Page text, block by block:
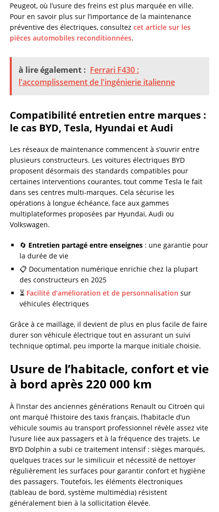
Peugeot, où l’usure des freins est plus marquée en ville.
Pour en savoir plus sur l’importance de la maintenance
préventive des électriques, consultez cet article sur les
pièces automobiles reconditionnées.
à lire également : Ferrari F430 :
l'accomplissement de l'ingénierie italienne
Compatibilité entretien entre marques :
le cas BYD, Tesla, Hyundai et Audi
Les réseaux de maintenance commencent à s’ouvrir entre
plusieurs constructeurs. Les voitures électriques BYD
proposent désormais des standards compatibles pour
certaines interventions courantes, tout comme Tesla le fait
dans ses centres multi-marques. Cela sécurise les
opérations à longue échéance, face aux gammes
multiplateformes proposées par Hyundai, Audi ou
Volkswagen.
🔄 Entretien partagé entre enseignes : une garantie pour
la durée de vie
📋 Documentation numérique enrichie chez la plupart
des constructeurs en 2025
⏳ Facilité d’amélioration et de personnalisation sur
véhicules électriques
Grâce à ce maillage, il devient de plus en plus facile de faire
durer son véhicule électrique tout en assurant un suivi
technique optimal, peu importe la marque initiale choisie.
Usure de l’habitacle, confort et vie
à bord après 220 000 km
À l’instar des anciennes générations Renault ou Citroën qui
ont marqué l’histoire des taxis français, l’habitacle d’un
véhicule soumis au transport professionnel révèle assez vite
l’usure liée aux passagers et à la fréquence des trajets. Le
BYD Dolphin a subi ce traitement intensif : sièges marqués,
quelques traces sur le similicuir et nécessité de nettoyer
régulièrement les surfaces pour garantir confort et hygiène
des passagers. Toutefois, les éléments électroniques
(tableau de bord, système multimédia) résistent
généralement bien à la sollicitation élevée.